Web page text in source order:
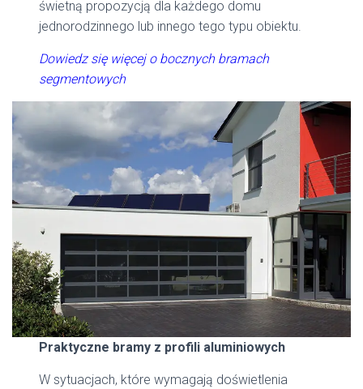
świetną propozycją dla każdego domu
jednorodzinnego lub innego tego typu obiektu.
Dowiedz się więcej o bocznych bramach
segmentowych
Praktyczne bramy z profili aluminiowych
W sytuacjach, które wymagają doświetlenia